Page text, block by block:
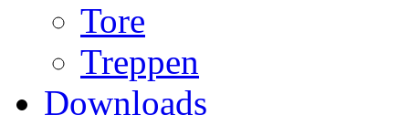
Tore
Treppen
Downloads